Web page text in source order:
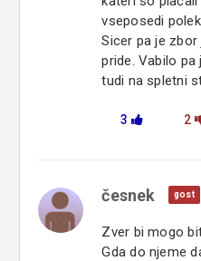
vseposedi
Sicer pa je zbor
pride. Vabilo pa
tudi na spletni
3 2
česnek gost
Zver bi mogo
Gda do njeme